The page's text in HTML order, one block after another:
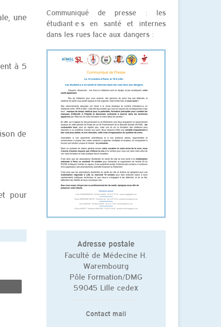
une
à 5
de
pour
Communiqué de presse : les
étudiant·e·s en santé et internes
dans les rues face aux dangers :
Adresse postale
Faculté de Médecine H.
Warembourg
Pôle Formation/DMG
59045 Lille cedex
Contact mail